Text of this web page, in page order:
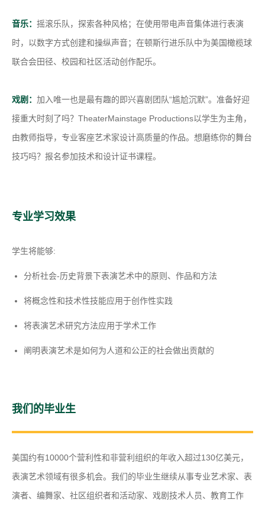
音乐： 摇滚乐队，探索各种风格；在使用带电声音集体进行表演
时，以数字方式创建和操纵声音；在顿斯行进乐队中为美国橄榄球
联合会田径、校园和社区活动创作配乐。
戏剧： 加入唯一也是最有趣的即兴喜剧团队“尴尬沉默”。准备好迎
接重大时刻了吗？TheaterMainstage Productions以学生为主角，
由教师指导，专业客座艺术家设计高质量的作品。想磨练你的舞台
技巧吗？报名参加技术和设计证书课程。
专业学习效果
学生将能够:
分析社会-历史背景下表演艺术中的原则、作品和方法
将概念性和技术性技能应用于创作性实践
将表演艺术研究方法应用于学术工作
阐明表演艺术是如何为人道和公正的社会做出贡献的
我们的毕业生
美国约有10000个营利性和非营利组织的年收入超过130亿美元，
表演艺术领域有很多机会。我们的毕业生继续从事专业艺术家、表
演者、编舞家、社区组织者和活动家、戏剧技术人员、教育工作